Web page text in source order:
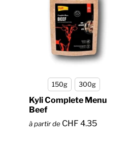
150g 300g
Kyli Complete Menu
Beef
à partir de CHF 4.35